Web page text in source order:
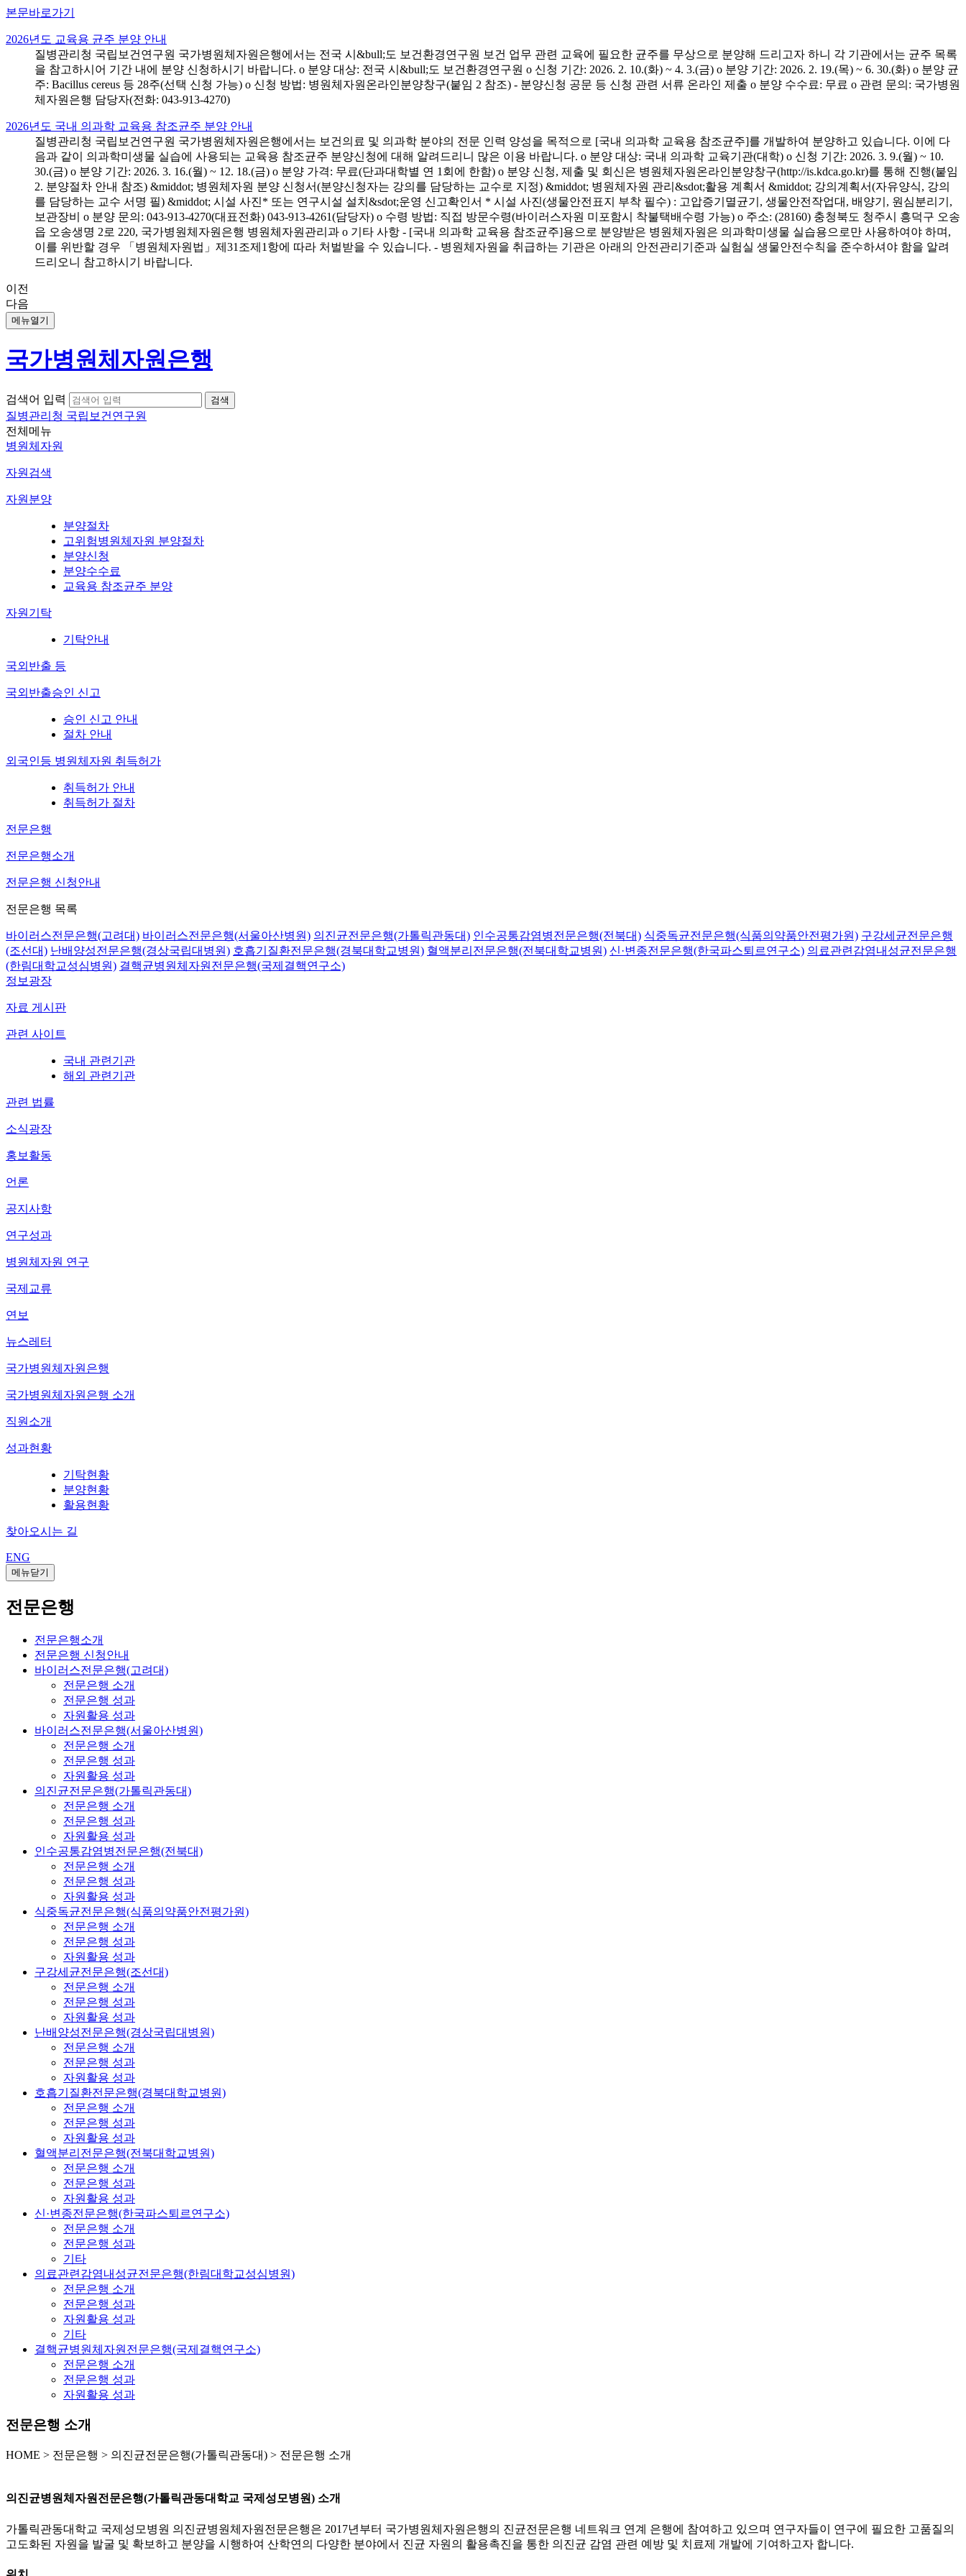
본문바로가기
2026년도 교육용 균주 분양 안내
질병관리청 국립보건연구원 국가병원체자원은행에서는 전국 시&bull;도 보건환경연구원 보건 업무 관련 교육에 필요한 균주를 무상으로 분양해 드리고자 하니 각 기관에서는 균주 목록
을 참고하시어 기간 내에 분양 신청하시기 바랍니다. o 분양 대상: 전국 시&bull;도 보건환경연구원 o 신청 기간: 2026. 2. 10.(화) ~ 4. 3.(금) o 분양 기간: 2026. 2. 19.(목) ~ 6. 30.(화) o 분양 균
주: Bacillus cereus 등 28주(선택 신청 가능) o 신청 방법: 병원체자원온라인분양창구(붙임 2 참조) - 분양신청 공문 등 신청 관련 서류 온라인 제출 o 분양 수수료: 무료 o 관련 문의: 국가병원
체자원은행 담당자(전화: 043-913-4270)
2026년도 국내 의과학 교육용 참조균주 분양 안내
질병관리청 국립보건연구원 국가병원체자원은행에서는 보건의료 및 의과학 분야의 전문 인력 양성을 목적으로 [국내 의과학 교육용 참조균주]를 개발하여 분양하고 있습니다. 이에 다
음과 같이 의과학미생물 실습에 사용되는 교육용 참조균주 분양신청에 대해 알려드리니 많은 이용 바랍니다. o 분양 대상: 국내 의과학 교육기관(대학) o 신청 기간: 2026. 3. 9.(월) ~ 10.
30.(금) o 분양 기간: 2026. 3. 16.(월) ~ 12. 18.(금) o 분양 가격: 무료(단과대학별 연 1회에 한함) o 분양 신청, 제출 및 회신은 병원체자원온라인분양창구(http://is.kdca.go.kr)를 통해 진행(붙임
2. 분양절차 안내 참조) &middot; 병원체자원 분양 신청서(분양신청자는 강의를 담당하는 교수로 지정) &middot; 병원체자원 관리&sdot;활용 계획서 &middot; 강의계획서(자유양식, 강의
를 담당하는 교수 서명 필) &middot; 시설 사진* 또는 연구시설 설치&sdot;운영 신고확인서 * 시설 사진(생물안전표지 부착 필수) : 고압증기멸균기, 생물안전작업대, 배양기, 원심분리기,
보관장비 o 분양 문의: 043-913-4270(대표전화) 043-913-4261(담당자) o 수령 방법: 직접 방문수령(바이러스자원 미포함시 착불택배수령 가능) o 주소: (28160) 충청북도 청주시 흥덕구 오송
읍 오송생명 2로 220, 국가병원체자원은행 병원체자원관리과 o 기타 사항 - [국내 의과학 교육용 참조균주]용으로 분양받은 병원체자원은 의과학미생물 실습용으로만 사용하여야 하며,
이를 위반할 경우 「병원체자원법」제31조제1항에 따라 처벌받을 수 있습니다. - 병원체자원을 취급하는 기관은 아래의 안전관리기준과 실험실 생물안전수칙을 준수하셔야 함을 알려
드리오니 참고하시기 바랍니다.
이전
다음
메뉴열기
국가병원체자원은행
검색어 입력
질병관리청 국립보건연구원
전체메뉴
병원체자원
자원검색
자원분양
분양절차
고위험병원체자원 분양절차
분양신청
분양수수료
교육용 참조균주 분양
자원기탁
기탁안내
국외반출 등
국외반출승인 신고
승인 신고 안내
절차 안내
외국인등 병원체자원 취득허가
취득허가 안내
취득허가 절차
전문은행
전문은행소개
전문은행 신청안내
전문은행 목록
바이러스전문은행(고려대) 바이러스전문은행(서울아산병원) 의진균전문은행(가톨릭관동대) 인수공통감염병전문은행(전북대) 식중독균전문은행(식품의약품안전평가원) 구강세균전문은행
(조선대) 난배양성전문은행(경상국립대병원) 호흡기질환전문은행(경북대학교병원) 혈액분리전문은행(전북대학교병원) 신·변종전문은행(한국파스퇴르연구소) 의료관련감염내성균전문은행
(한림대학교성심병원) 결핵균병원체자원전문은행(국제결핵연구소)
정보광장
자료 게시판
관련 사이트
국내 관련기관
해외 관련기관
관련 법률
소식광장
홍보활동
언론
공지사항
연구성과
병원체자원 연구
국제교류
연보
뉴스레터
국가병원체자원은행
국가병원체자원은행 소개
직원소개
성과현황
기탁현황
분양현황
활용현황
찾아오시는 길
ENG
메뉴닫기
전문은행
전문은행소개
전문은행 신청안내
바이러스전문은행(고려대)
전문은행 소개
전문은행 성과
자원활용 성과
바이러스전문은행(서울아산병원)
전문은행 소개
전문은행 성과
자원활용 성과
의진균전문은행(가톨릭관동대)
전문은행 소개
전문은행 성과
자원활용 성과
인수공통감염병전문은행(전북대)
전문은행 소개
전문은행 성과
자원활용 성과
식중독균전문은행(식품의약품안전평가원)
전문은행 소개
전문은행 성과
자원활용 성과
구강세균전문은행(조선대)
전문은행 소개
전문은행 성과
자원활용 성과
난배양성전문은행(경상국립대병원)
전문은행 소개
전문은행 성과
자원활용 성과
호흡기질환전문은행(경북대학교병원)
전문은행 소개
전문은행 성과
자원활용 성과
혈액분리전문은행(전북대학교병원)
전문은행 소개
전문은행 성과
자원활용 성과
신·변종전문은행(한국파스퇴르연구소)
전문은행 소개
전문은행 성과
기타
의료관련감염내성균전문은행(한림대학교성심병원)
전문은행 소개
전문은행 성과
자원활용 성과
기타
결핵균병원체자원전문은행(국제결핵연구소)
전문은행 소개
전문은행 성과
자원활용 성과
전문은행 소개
HOME > 전문은행 > 의진균전문은행(가톨릭관동대) > 전문은행 소개
의진균병원체자원전문은행(가톨릭관동대학교 국제성모병원) 소개
가톨릭관동대학교 국제성모병원 의진균병원체자원전문은행은 2017년부터 국가병원체자원은행의 진균전문은행 네트워크 연계 은행에 참여하고 있으며 연구자들이 연구에 필요한 고품질의
고도화된 자원을 발굴 및 확보하고 분양을 시행하여 산학연의 다양한 분야에서 진균 자원의 활용촉진을 통한 의진균 감염 관련 예방 및 치료제 개발에 기여하고자 합니다.